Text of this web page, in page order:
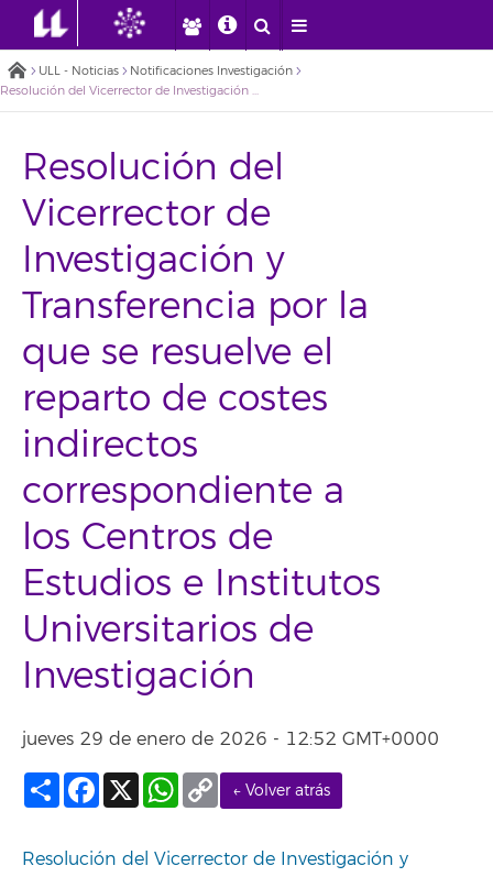
ULL - Noticias
Notificaciones Investigación
Resolución del Vicerrector de Investigación y Transferencia por la que se resuelve el reparto de costes indirectos correspondiente a los Centros de Estudios e Institutos Universitarios de Investigación
Resolución del
Vicerrector de
Investigación y
Transferencia por la
que se resuelve el
reparto de costes
indirectos
correspondiente a
los Centros de
Estudios e Institutos
Universitarios de
Investigación
jueves 29 de enero de 2026 - 12:52 GMT+0000
← Volver atrás
Compartir
Facebook
X WhatsApp
Copy
Link
Resolución del Vicerrector de Investigación y